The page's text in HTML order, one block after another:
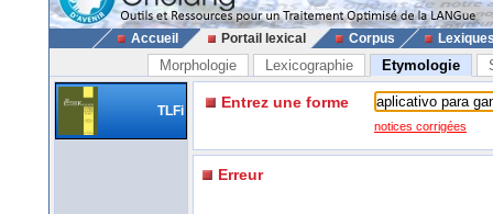
Accueil Portail lexical Corpus
Morphologie Lexicographie Etymologie
TLFi Entrez une forme
notices corrigées
Erreur